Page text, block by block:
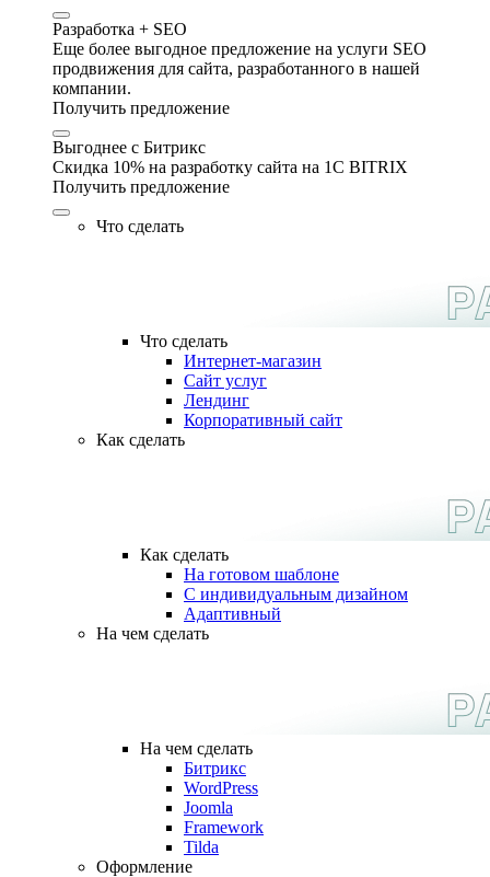
Разработка + SEO
Еще более выгодное предложение на услуги SEO
продвижения для сайта, разработанного в нашей
компании.
Получить предложение
Выгоднее с Битрикс
Скидка 10% на разработку сайта на 1C BITRIX
Получить предложение
Что сделать
Что сделать
Интернет-магазин
Сайт услуг
Лендинг
Корпоративный сайт
Как сделать
Как сделать
На готовом шаблоне
С индивидуальным дизайном
Адаптивный
На чем сделать
На чем сделать
Битрикс
WordPress
Joomla
Framework
Tilda
Оформление